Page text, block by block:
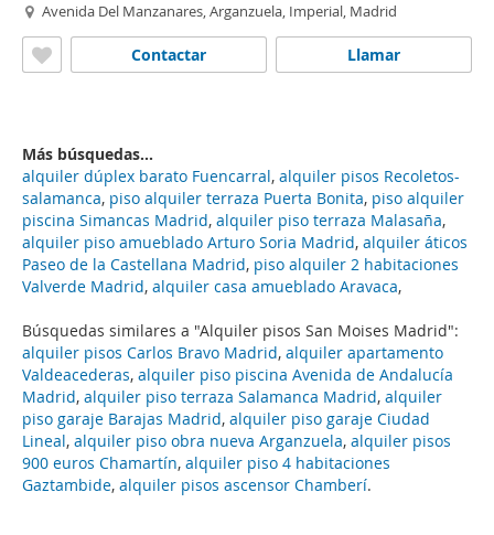
Búsquedas similares a "Alquiler pisos San Moises Madrid":
alquiler pisos Carlos Bravo Madrid, alquiler apartamento
Valdeacederas, alquiler piso piscina Avenida de Andalucía
Madrid, alquiler piso terraza Salamanca Madrid, alquiler
piso garaje Barajas Madrid, alquiler piso garaje Ciudad
Lineal, alquiler piso obra nueva Arganzuela, alquiler pisos
900 euros Chamartín, alquiler piso 4 habitaciones
Gaztambide, alquiler pisos ascensor Chamberí.
Avenida Del Manzanares, Arganzuela, Imperial, Madrid
Llamar
Contactar
Más búsquedas...
alquiler dúplex barato Fuencarral, alquiler pisos Recoletos-
salamanca, piso alquiler terraza Puerta Bonita, piso alquiler
piscina Simancas Madrid, alquiler piso terraza Malasaña,
alquiler piso amueblado Arturo Soria Madrid, alquiler áticos
Paseo de la Castellana Madrid, piso alquiler 2 habitaciones
Valverde Madrid, alquiler casa amueblado Aravaca,